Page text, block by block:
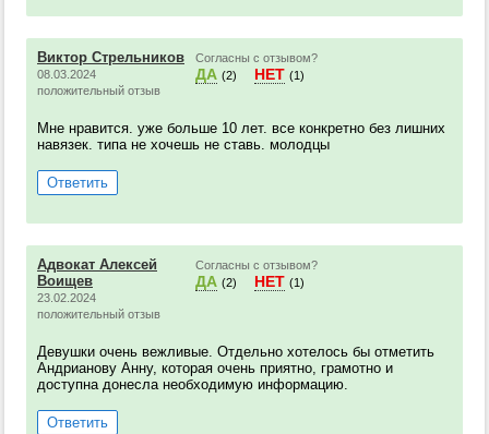
Виктор Стрельников
08.03.2024
положительный отзыв
Согласны с отзывом?
ДА (2) НЕТ (1)
Мне нравится. уже больше 10 лет. все конкретно без лишних
навязек. типа не хочешь не ставь. молодцы
Ответить
Адвокат Алексей
Воищев
23.02.2024
положительный отзыв
Согласны с отзывом?
ДА (2) НЕТ (1)
Девушки очень вежливые. Отдельно хотелось бы отметить
Андрианову Анну, которая очень приятно, грамотно и
доступна донесла необходимую информацию.
Ответить